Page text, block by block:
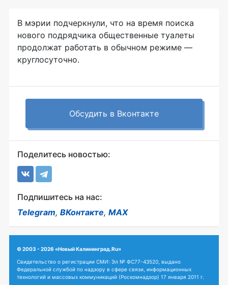
В мэрии подчеркнули, что на время поиска
нового подрядчика общественные туалеты
продолжат работать в обычном режиме —
круглосуточно.
Обсудить в Вконтакте
Поделитесь новостью:
Подпишитесь на нас:
Telegram, ВКонтакте, MAX
© 2003 - 2026 «Новый Калининград.Ru»
Свидетельство о регистрации СМИ: Эл № ФС77-43520, выдано
Федеральной службой по надзору в сфере связи, информационных
технологий и массовых коммуникаций (Роскомнадзор) 17 января 2011 г.